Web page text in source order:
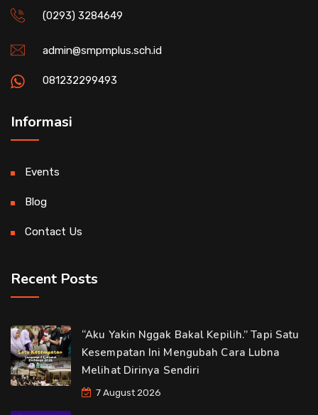
(0293) 3284649
admin@smpmplus.sch.id
081232299493
Informasi
Events
Blog
Contact Us
Recent Posts
“Aku Yakin Nggak Bakal Kepilih.” Tapi Satu
Kesempatan Ini Mengubah Cara Lubna
Melihat Dirinya Sendiri
7 August 2026